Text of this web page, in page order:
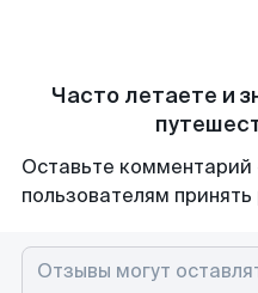
Часто летаете и
Оставьте
пользователям